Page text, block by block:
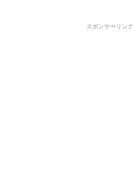
スポンサーリンク